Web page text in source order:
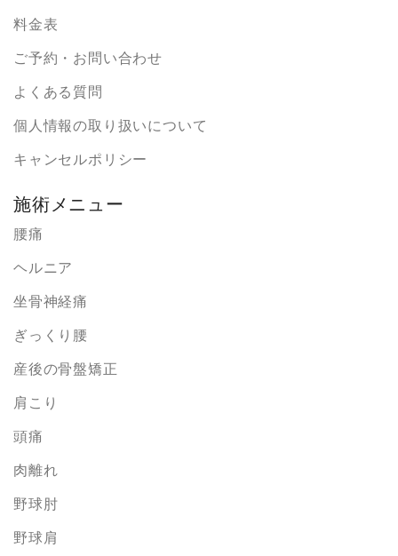
料金表
ご予約・お問い合わせ
よくある質問
個人情報の取り扱いについて
キャンセルポリシー
施術メニュー
腰痛
ヘルニア
坐骨神経痛
ぎっくり腰
産後の骨盤矯正
肩こり
頭痛
肉離れ
野球肘
野球肩